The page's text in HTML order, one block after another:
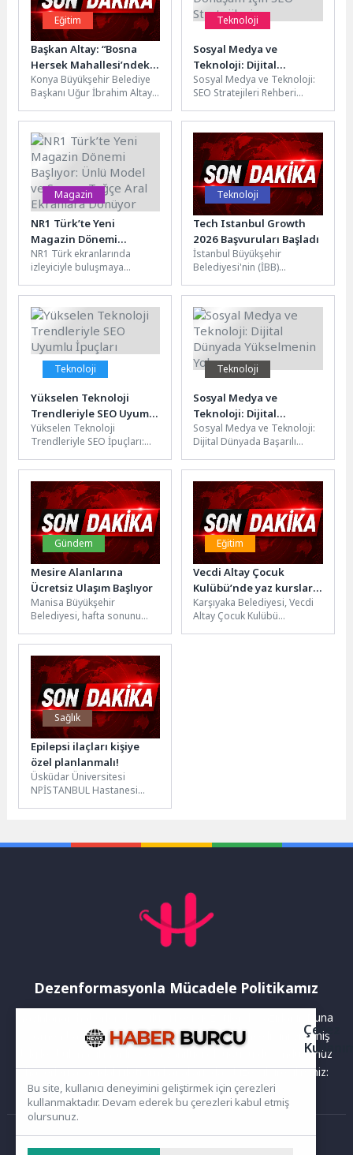
Eğitim
Başkan Altay: “Bosna
Hersek Mahallesi’ndeki
Gençlerimiz İçin Lise
Medeniyet Akademisi
İnşa Ediyoruz”
Konya Büyükşehir Belediye
Başkanı Uğur İbrahim Altay,
tarafından Bosna Hersek
Mahallesi’nde yapımı
sürdürülen...
Teknoloji
Sosyal Medya ve
Teknoloji: Dijital
Dönüşüm İçin SEO
Stratejileri
Sosyal Medya ve Teknoloji:
SEO Stratejileri Rehberi
günümüz dijital dünyasında
markaların...
Magazin
NR1 Türk’te Yeni
Magazin Dönemi
Başlıyor: Ünlü Model ve
Sunucu Tuğçe Aral
Ekranlara Dönüyor
NR1 Türk ekranlarında
izleyiciyle buluşmaya
programının sunucusu ünlü
model ve sunucu Tuğçe...
Teknoloji
Tech Istanbul Growth
2026 Başvuruları Başladı
İstanbul Büyükşehir
Belediyesi'nin (İBB)
alanındaki ödüllü markası
Tech Istanbul tarafından
yürütülen Growth...
Teknoloji
Yükselen Teknoloji
Trendleriyle SEO Uyumlu
İpuçları
Yükselen Teknoloji
Trendleriyle SEO İpuçları:
teknoloji trendleri, SEO
stratejilerini sürekli olarak
değiştiriyor...
Teknoloji
Sosyal Medya ve
Teknoloji: Dijital
Dünyada Yükselmenin
Yolu
Sosyal Medya ve Teknoloji:
Dijital Dünyada Başarılı
medya ve teknoloji,
günümüzün dijital...
Gündem
Mesire Alanlarına
Ücretsiz Ulaşım Başlıyor
Manisa Büyükşehir
Belediyesi, hafta sonunu
isteyen vatandaşlar için
büyük bir kolaylık...
Eğitim
Vecdi Altay Çocuk
Kulübü’nde yaz kursları
başlıyor
Karşıyaka Belediyesi, Vecdi
Altay Çocuk Kulübü
Sağlık
Epilepsi ilaçları kişiye
özel planlanmalı!
Üsküdar Üniversitesi
NPİSTANBUL Hastanesi
doğru ilaç...
Dezenformasyonla Mücadele Politikamız
Yayınlanan haberler doğruluk ilkesi gözetilerek hazırlanır. Buna
rağmen bazı içeriklerde eksik, hatalı veya güncelliğini yitirmiş
bilgiler bulunabilir.Yanlış veya yanıltıcı olduğunu düşündüğünüz
haberleri aşağıdaki iletişim kanallarından bize bildirebilirsiniz:
Ana Sayfa
Çerez
Bu site, kullanıcı deneyimini geliştirmek için çerezleri
kullanmaktadır. Devam ederek bu çerezleri kabul etmiş
olursunuz.